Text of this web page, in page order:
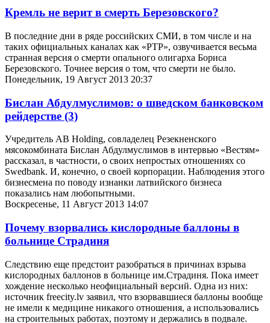
Кремль не верит в смерть Березовского?
В последние дни в ряде российских СМИ, в том числе и на
таких официальных каналах как «РТР», озвучивается весьма
странная версия о смерти опального олигарха Бориса
Березовского. Точнее версия о том, что смерти не было.
Понедельник, 19 Август 2013 20:37
Бислан Абдулмуслимов: о шведском банковском
рейдерстве (3)
Учредитель AB Holding, совладелец Резекненского
мясокомбината Бислан Абдулмуслимов в интервью «Вестям»
рассказал, в частности, о своих непростых отношениях со
Swedbank. И, конечно, о своей корпорации. Наблюдения этого
бизнесмена по поводу изнанки латвийского бизнеса
показались нам любопытными.
Воскресенье, 11 Август 2013 14:07
Почему взорвались кислородные баллоны в
больнице Страдиня
Следствию еще предстоит разобраться в причинах взрыва
кислородных баллонов в больнице им.Страдиня. Пока имеет
хождение несколько неофициальный версий. Одна из них:
источник freecity.lv заявил, что взорвавшиеся баллоны вообще
не имели к медицине никакого отношения, а использовались
на строительных работах, поэтому и держались в подвале.